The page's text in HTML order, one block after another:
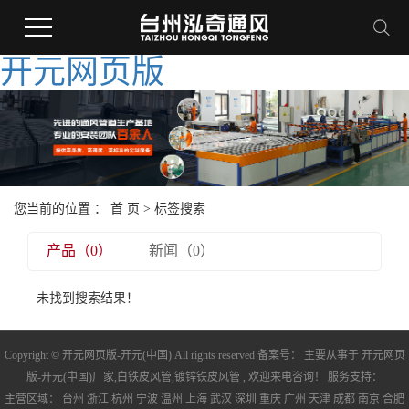
开元网页版
您当前的位置 ： 首 页 > 标签搜索
产品（0） 新闻（0）
未找到搜索结果！
Copyright © 开元网页版-开元(中国) All rights reserved 备案号： 主要从事于 开元网页
版-开元(中国)厂家, 白铁皮风管,镀锌铁皮风管 , 欢迎来电咨询！ 服务支持：
主营区域： 台州 浙江 杭州 宁波 温州 上海 武汉 深圳 重庆 广州 天津 成都 南京 合肥